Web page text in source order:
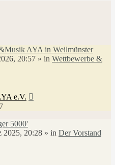
AYA in Weilmünster
20:57 » in Wettbewerbe &
e.V.
5000'
2025, 20:28 » in Der Vorstand